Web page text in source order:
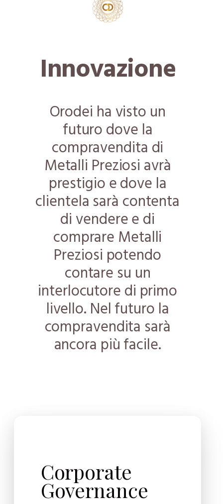
Innovazione
Orodei ha visto un
futuro dove la
compravendita di
Metalli Preziosi avrà
prestigio e dove la
clientela sarà contenta
di vendere e di
comprare Metalli
Preziosi potendo
contare su un
interlocutore di primo
livello. Nel futuro la
compravendita sarà
ancora più facile.
Corporate
Governance